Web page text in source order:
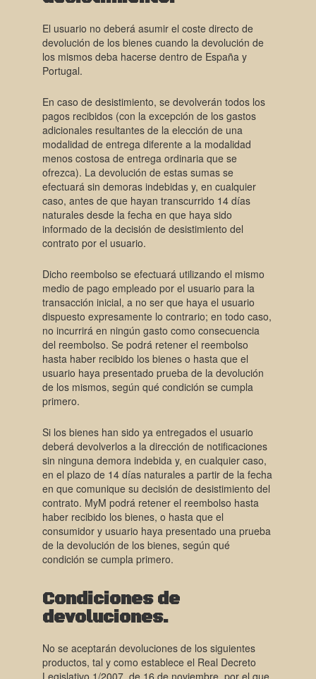
El usuario no deberá asumir el coste directo de
devolución de los bienes cuando la devolución de
los mismos deba hacerse dentro de España y
Portugal.
En caso de desistimiento, se devolverán todos los
pagos recibidos (con la excepción de los gastos
adicionales resultantes de la elección de una
modalidad de entrega diferente a la modalidad
menos costosa de entrega ordinaria que se
ofrezca). La devolución de estas sumas se
efectuará sin demoras indebidas y, en cualquier
caso, antes de que hayan transcurrido 14 días
naturales desde la fecha en que haya sido
informado de la decisión de desistimiento del
contrato por el usuario.
Dicho reembolso se efectuará utilizando el mismo
medio de pago empleado por el usuario para la
transacción inicial, a no ser que haya el usuario
dispuesto expresamente lo contrario; en todo caso,
no incurrirá en ningún gasto como consecuencia
del reembolso. Se podrá retener el reembolso
hasta haber recibido los bienes o hasta que el
usuario haya presentado prueba de la devolución
de los mismos, según qué condición se cumpla
primero.
Si los bienes han sido ya entregados el usuario
deberá devolverlos a la dirección de notificaciones
sin ninguna demora indebida y, en cualquier caso,
en el plazo de 14 días naturales a partir de la fecha
en que comunique su decisión de desistimiento del
contrato. MyM podrá retener el reembolso hasta
haber recibido los bienes, o hasta que el
consumidor y usuario haya presentado una prueba
de la devolución de los bienes, según qué
condición se cumpla primero.
Condiciones de
devoluciones.
No se aceptarán devoluciones de los siguientes
productos, tal y como establece el Real Decreto
Legislativo 1/2007, de 16 de noviembre, por el que